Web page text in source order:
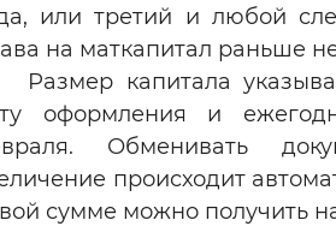
или третий и любой
на маткапитал раньше
Размер капитала
оформления и
Обменивать
происходит
сумме можно получить на